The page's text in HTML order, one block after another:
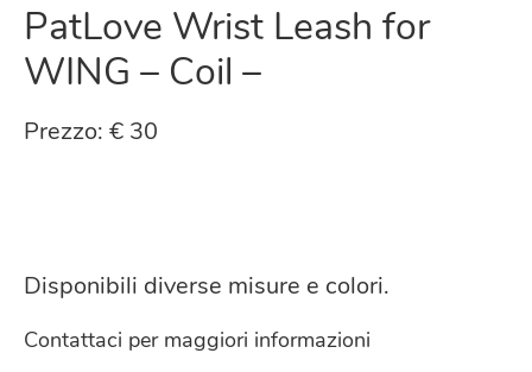
PatLove Wrist Leash for
WING – Coil –
Prezzo: € 30
Disponibili diverse misure e colori.
Contattaci per maggiori informazioni